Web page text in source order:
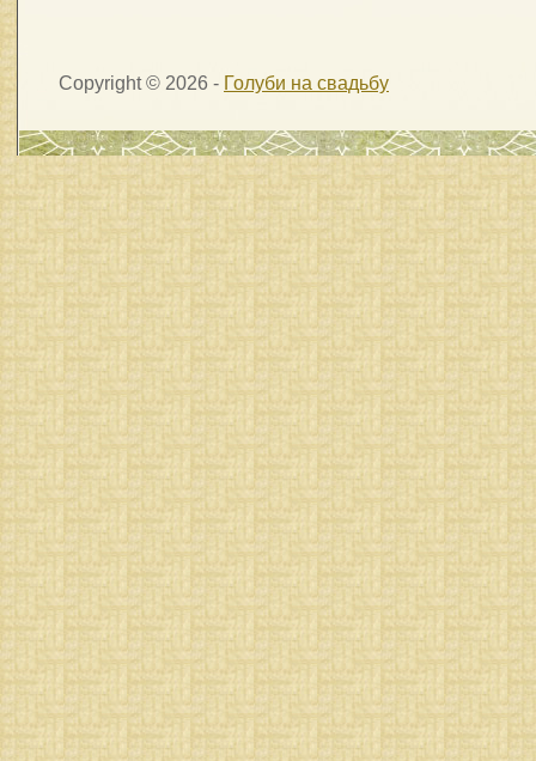
Copyright © 2026 - Голуби на свадьбу